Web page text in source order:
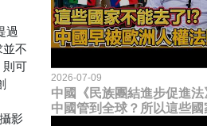
過
並不
則可
影
2026-07-09
中國《民族團結進步促進法
中國管到全球？所以這些國